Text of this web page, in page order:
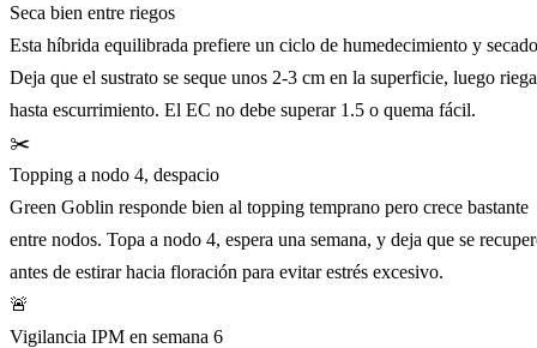
Seca bien entre riegos
Esta híbrida equilibrada prefiere un ciclo de humedecimiento y
Deja que el sustrato se seque unos 2-3 cm en la superficie, luego riega
hasta escurrimiento. El EC no debe superar 1.5 o quema fácil.
✂️
Topping a nodo 4, despacio
Green Goblin responde bien al topping temprano pero crece bastante
entre nodos. Topa a nodo 4, espera una semana, y deja que se
antes de estirar hacia floración para evitar estrés excesivo.
🚨
Vigilancia IPM en semana 6